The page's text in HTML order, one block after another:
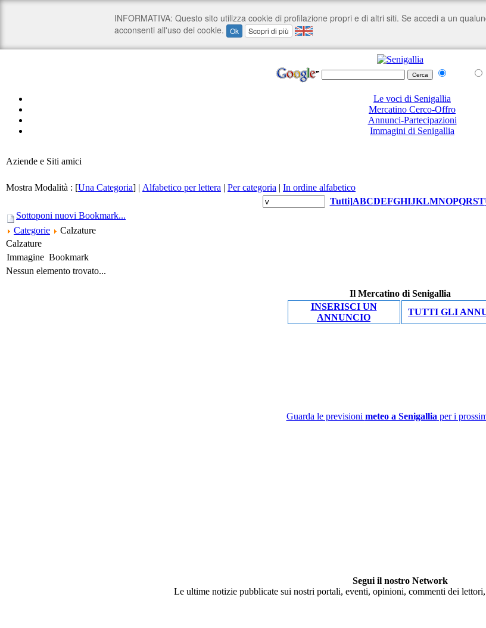
Le voci di Senigallia
Mercatino Cerco-Offro
Annunci-Partecipazioni
Immagini di Senigallia
Aziende e Siti amici
Mostra Modalità : [Una Categoria] | Alfabetico per lettera | Per categoria | In ordine alfabetico
Tutti]ABCDEFGHIJKLMNOPQRST
Sottoponi nuovi Bookmark...
Categorie
Calzature
Calzature
Immagine Bookmark
Nessun elemento trovato...
Il Mercatino di Senigallia
INSERISCI UN
ANNUNCIO
TUTTI GLI
Guarda le previsioni meteo a Senigallia per i
Segui il nostro Network
Le ultime notizie pubblicate sui nostri portali, eventi, opinioni, commenti dei